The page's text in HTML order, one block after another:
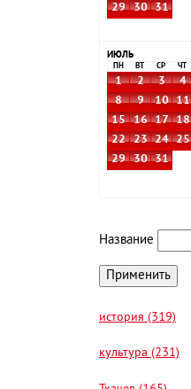
29
30 31
ИЮЛЬ
ПН ВТ СР ЧТ
1 2 3 4
8
9 10 11
15
16 17 18
22
23 24 25
29
30 31
Название
история (319)
культура (231)